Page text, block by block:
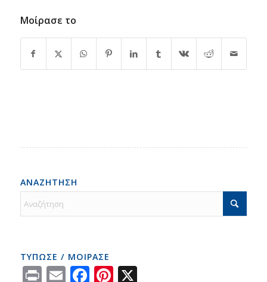
Μοίρασε το
ΑΝΑΖΗΤΗΣΗ
ΤΥΠΩΣΕ / ΜΟΙΡΑΣΕ
PrintEmailFacebook
Pinterest
X